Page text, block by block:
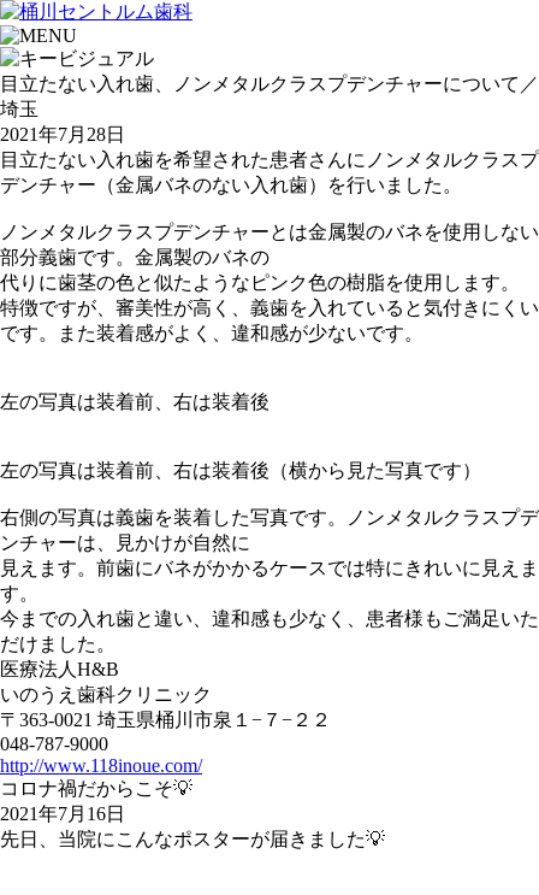
目立たない入れ歯、ノンメタルクラスプデンチャーについて／
埼玉
2021年7月28日
目立たない入れ歯を希望された患者さんにノンメタルクラスプ
デンチャー（金属バネのない入れ歯）を行いました。
ノンメタルクラスプデンチャーとは金属製のバネを使用しない
部分義歯です。金属製のバネの
代りに歯茎の色と似たようなピンク色の樹脂を使用します。
特徴ですが、審美性が高く、義歯を入れていると気付きにくい
です。また装着感がよく、違和感が少ないです。
左の写真は装着前、右は装着後
左の写真は装着前、右は装着後（横から見た写真です）
右側の写真は義歯を装着した写真です。ノンメタルクラスプデ
ンチャーは、見かけが自然に
見えます。前歯にバネがかかるケースでは特にきれいに見えま
す。
今までの入れ歯と違い、違和感も少なく、患者様もご満足いた
だけました。
医療法人H&B
いのうえ歯科クリニック
〒363-0021 埼玉県桶川市泉１−７−２２
048-787-9000
http://www.118inoue.com/
コロナ禍だからこそ💡
2021年7月16日
先日、当院にこんなポスターが届きました💡